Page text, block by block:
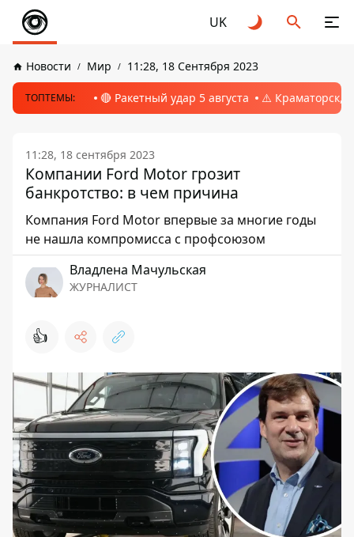
UK
Новости Мир 11:28, 18 Сентября 2023
ТОПТЕМЫ: 🔴 Ракетный удар 5 августа ⚠️ Краматорск,
11:28, 18 сентября 2023
Компании Ford Motor грозит
банкротство: в чем причина
Компания Ford Motor впервые за многие годы
не нашла компромисса с профсоюзом
Владлена Мачульская
ЖУРНАЛИСТ
👍